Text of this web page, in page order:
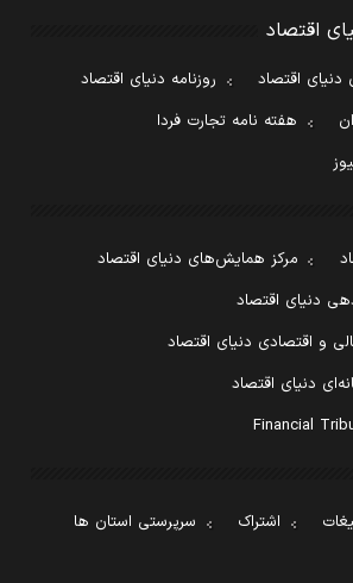
اقتصاد
دنیای اقتصاد
روزنامه دنیای اقتصاد
هفته نامه تجارت فردا
مرکز همایش‌های دنیای اقتصاد
دنیای اقتصاد
و اقتصادی دنیای اقتصاد
دنیای اقتصاد
اشتراک
سرپرستی استان ها